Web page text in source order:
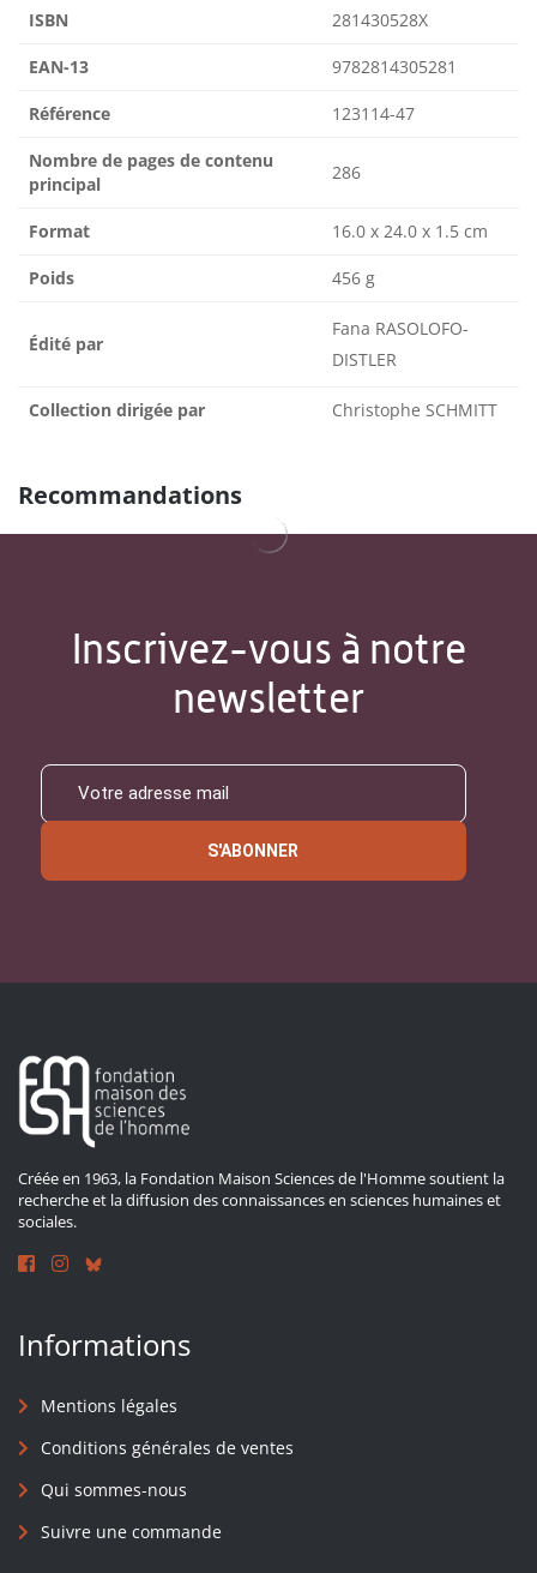
ISBN 281430528X
EAN-13 9782814305281
Référence 123114-47
Nombre de pages de contenu
principal
286
Format 16.0 x 24.0 x 1.5 cm
Poids 456 g
Édité par
Fana RASOLOFO-
DISTLER
Collection dirigée par Christophe SCHMITT
Recommandations
Inscrivez-vous à notre
newsletter
S'ABONNER
Créée en 1963, la Fondation Maison Sciences de l'Homme soutient la
recherche et la diffusion des connaissances en sciences humaines et
sociales.
Informations
Mentions légales
Conditions générales de ventes
Qui sommes-nous
Suivre une commande